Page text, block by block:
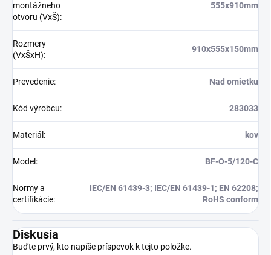
montážneho
otvoru (VxŠ):
555x910mm
Rozmery
(VxŠxH):
910x555x150mm
Prevedenie: Nad omietku
Kód výrobcu: 283033
Materiál : kov
Model : BF-O-5/120-C
Normy a
certifikácie:
IEC/EN 61439-3; IEC/EN 61439-1; EN 62208;
RoHS conform
Diskusia
Buďte prvý, kto napíše príspevok k tejto položke.